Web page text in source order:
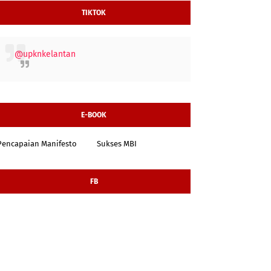
TIKTOK
@upknkelantan
E-BOOK
Manifesto Sukses MBI
FB